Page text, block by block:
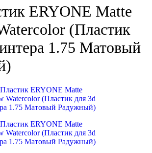
ERYONE Matte
(Пластик
1.75 Матовый